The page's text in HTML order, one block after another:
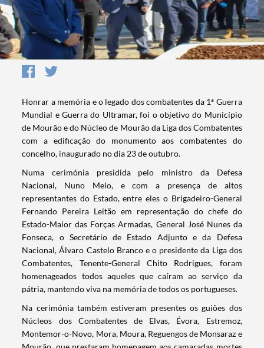
Honrar a memória e o legado dos combatentes da 1ª Guerra
Mundial e Guerra do Ultramar, foi o objetivo do Município
de Mourão e do Núcleo de Mourão da Liga dos Combatentes
com a edificação do monumento aos combatentes do
concelho, inaugurado no dia 23 de outubro.
Numa cerimónia presidida pelo ministro da Defesa
Nacional, Nuno Melo, e com a presença de altos
representantes do Estado, entre eles o Brigadeiro-General
Fernando Pereira Leitão em representação do chefe do
Estado-Maior das Forças Armadas, General José Nunes da
Fonseca, o Secretário de Estado Adjunto e da Defesa
Nacional, Álvaro Castelo Branco e o presidente da Liga dos
Combatentes, Tenente-General Chito Rodrigues, foram
homenageados todos aqueles que caíram ao serviço da
pátria, mantendo viva na memória de todos os portugueses.
Na cerimónia também estiveram presentes os guiões dos
Núcleos dos Combatentes de Elvas, Évora, Estremoz,
Montemor-o-Novo, Mora, Moura, Reguengos de Monsaraz e